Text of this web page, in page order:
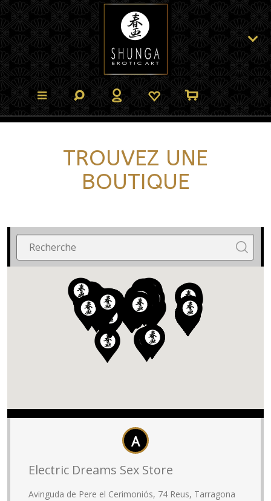
TROUVEZ UNE
BOUTIQUE
A
Electric Dreams Sex Store
Avinguda de Pere el Cerimoniós, 74 Reus, Tarragona